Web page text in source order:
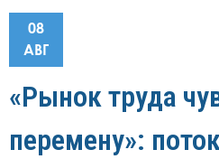
08
АВГ
«Рынок труда
перемену»: